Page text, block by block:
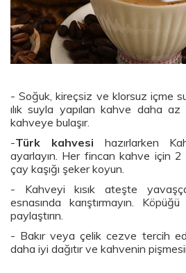
- Soğuk, kireçsiz ve klorsuz içme
ılık suyla yapılan kahve daha
kahveye bulaşır.
-Türk kahvesi hazırlarken
ayarlayın. Her fincan kahve için 2
çay kaşığı şeker koyun.
- Kahveyi kısık ateşte
esnasında karıştırmayın.
paylaştırın.
- Bakır veya çelik cezve tercih
daha iyi dağıtır ve kahvenin